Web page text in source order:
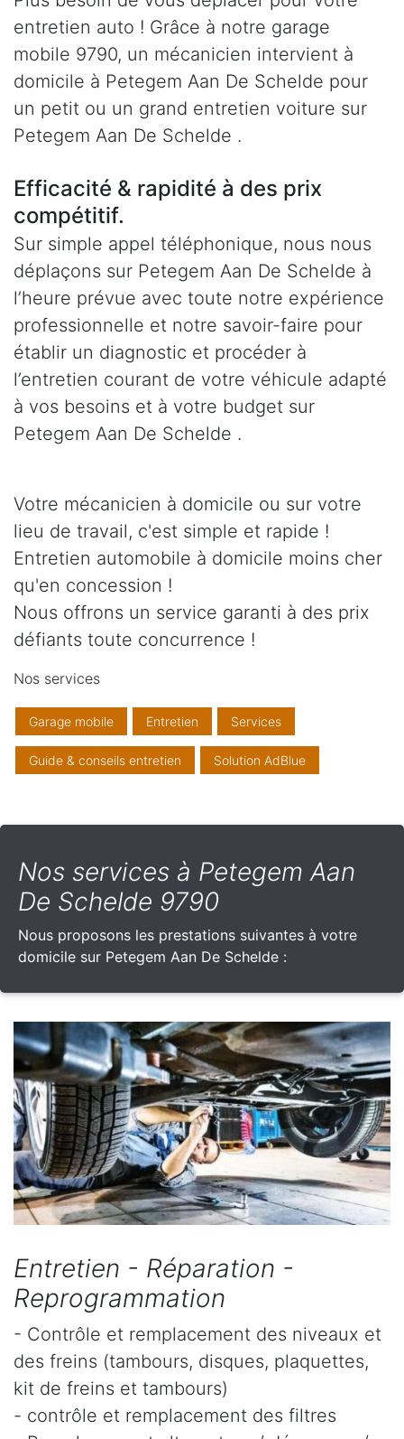
entretien auto ! Grâce à notre garage
mobile 9790, un mécanicien intervient à
domicile à Petegem Aan De Schelde pour
un petit ou un grand entretien voiture sur
Petegem Aan De Schelde .
Efficacité & rapidité à des prix
compétitif.
Sur simple appel téléphonique, nous nous
déplaçons sur Petegem Aan De Schelde à
l’heure prévue avec toute notre expérience
professionnelle et notre savoir-faire pour
établir un diagnostic et procéder à
l’entretien courant de votre véhicule adapté
à vos besoins et à votre budget sur
Petegem Aan De Schelde .
Votre mécanicien à domicile ou sur votre
lieu de travail, c'est simple et rapide !
Entretien automobile à domicile moins cher
qu'en concession !
Nous offrons un service garanti à des prix
défiants toute concurrence !
Nos services
Garage mobile Entretien Services
Guide & conseils entretien Solution AdBlue
Nos services à Petegem Aan
De Schelde 9790
Nous proposons les prestations suivantes à votre
domicile sur Petegem Aan De Schelde :
Entretien - Réparation -
Reprogrammation
- Contrôle et remplacement des niveaux et
des freins (tambours, disques, plaquettes,
kit de freins et tambours)
- contrôle et remplacement des filtres